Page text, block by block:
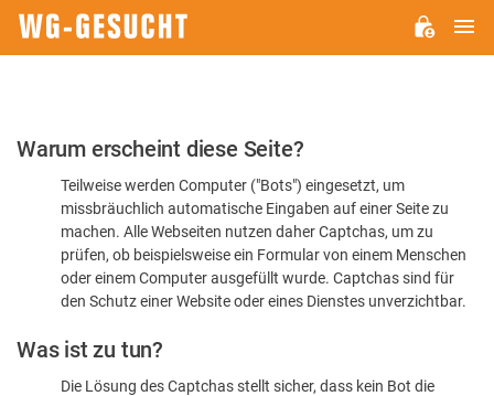
Bitte
dass
sind
Warum erscheint diese Seite?
Teilweise werden Computer ("Bots") eingesetzt, um
missbräuchlich automatische Eingaben auf einer Seite zu
machen. Alle Webseiten nutzen daher Captchas, um zu
prüfen, ob beispielsweise ein Formular von einem Menschen
oder einem Computer ausgefüllt wurde. Captchas sind für
den Schutz einer Website oder eines Dienstes unverzichtbar.
Was ist zu tun?
Die Lösung des Captchas stellt sicher, dass kein Bot die